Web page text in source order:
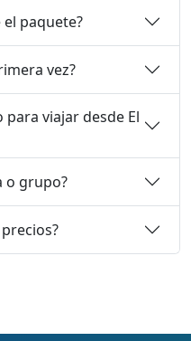
paquete?
vez?
viajar desde El
o grupo?